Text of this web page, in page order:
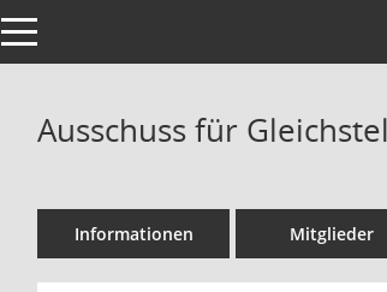
Toggle navigation
Ausschuss für
Informationen Mitglieder